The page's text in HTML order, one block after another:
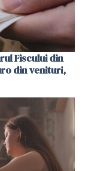
Fiscului din
din venituri,